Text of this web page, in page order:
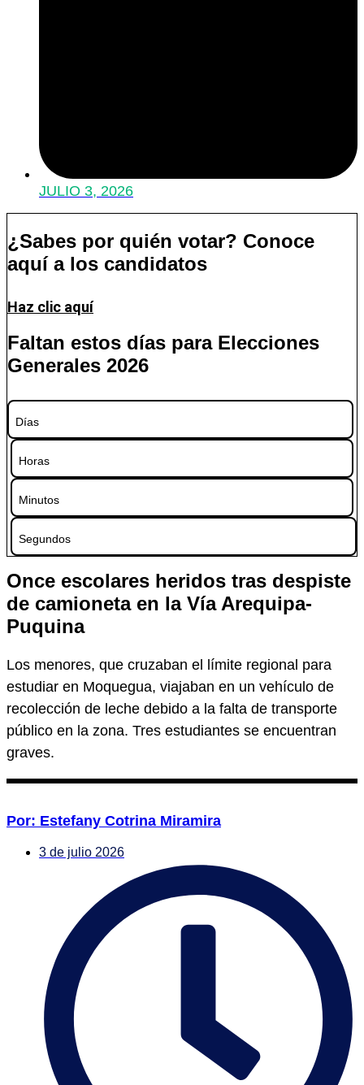
JULIO 3, 2026
¿Sabes por quién votar? Conoce
aquí a los candidatos
Haz clic aquí
Faltan estos días para Elecciones
Generales 2026
Días
Horas
Minutos
Segundos
Once escolares heridos tras despiste
de camioneta en la Vía Arequipa-
Puquina
Los menores, que cruzaban el límite regional para
estudiar en Moquegua, viajaban en un vehículo de
recolección de leche debido a la falta de transporte
público en la zona. Tres estudiantes se encuentran
graves.
Por: Estefany Cotrina Miramira
3 de julio 2026